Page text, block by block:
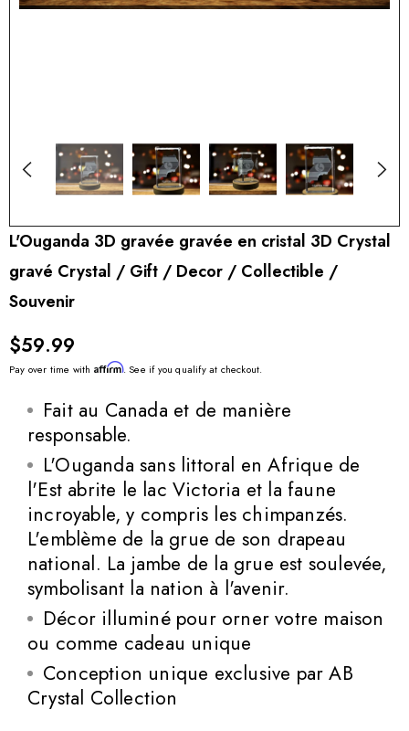
L'Ouganda 3D gravée gravée en cristal 3D Crystal
gravé Crystal / Gift / Decor / Collectible /
Souvenir
$59.99
Pay over time with Affirm. See if you qualify at checkout.
Fait au Canada et de manière
responsable.
L'Ouganda sans littoral en Afrique de
l'Est abrite le lac Victoria et la faune
incroyable, y compris les chimpanzés.
L'emblème de la grue de son drapeau
national. La jambe de la grue est soulevée,
symbolisant la nation à l'avenir.
Décor illuminé pour orner votre maison
ou comme cadeau unique
Conception unique exclusive par AB
Crystal Collection